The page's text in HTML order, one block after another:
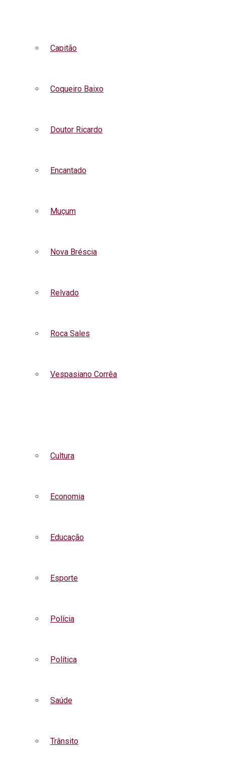
Capitão
Coqueiro Baixo
Doutor Ricardo
Encantado
Muçum
Nova Bréscia
Relvado
Roca Sales
Vespasiano Corrêa
Cultura
Economia
Educação
Esporte
Polícia
Política
Saúde
Trânsito